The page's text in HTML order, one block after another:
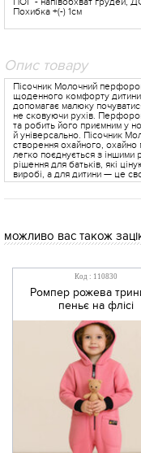
Похибка +(-) 1см
Опис товару
Пісочник Молочний
щоденного комфорту дитини
допомагає малюку
не сковуючи рухів.
та робить його приємним у
й універсально. Пісочник
створення охайного,
легко поєднується з
рішення для батьків, які
виробі, а для дитини — це
можливо вас також
Код : 110830
Ромпер рожева
пеньє на флісі